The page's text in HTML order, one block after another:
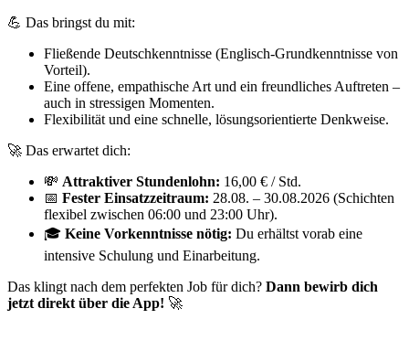
💪 Das bringst du mit:
Fließende Deutschkenntnisse (Englisch-Grundkenntnisse von
Vorteil).
Eine offene, empathische Art und ein freundliches Auftreten –
auch in stressigen Momenten.
Flexibilität und eine schnelle, lösungsorientierte Denkweise.
🚀 Das erwartet dich:
💸 Attraktiver Stundenlohn: 16,00 € / Std.
📅 Fester Einsatzzeitraum: 28.08. – 30.08.2026 (Schichten
flexibel zwischen 06:00 und 23:00 Uhr).
🎓 Keine Vorkenntnisse nötig: Du erhältst vorab eine
intensive Schulung und Einarbeitung.
Das klingt nach dem perfekten Job für dich? Dann bewirb dich
jetzt direkt über die App! 🚀